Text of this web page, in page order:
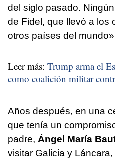
del siglo pasado.
de Fidel, que llevó a los
otros países del
Leer más: Trump arma el
como coalición militar
Años después, en una
que tenía un
padre, Ángel María
visitar Galicia y